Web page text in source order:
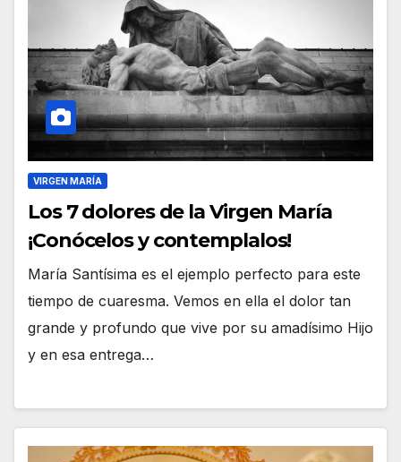
VIRGEN MARÍA
Los 7 dolores de la Virgen María
¡Conócelos y contemplalos!
María Santísima es el ejemplo perfecto para este
tiempo de cuaresma. Vemos en ella el dolor tan
grande y profundo que vive por su amadísimo Hijo
y en esa entrega…